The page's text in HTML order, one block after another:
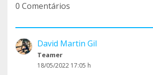
acogida se ven desbordados, ya no
realmente es difícil su
todo ese gran esfuerzo es solo es
0 Comentários
David Martin Gil
Teamer
18/05/2022 17:05 h